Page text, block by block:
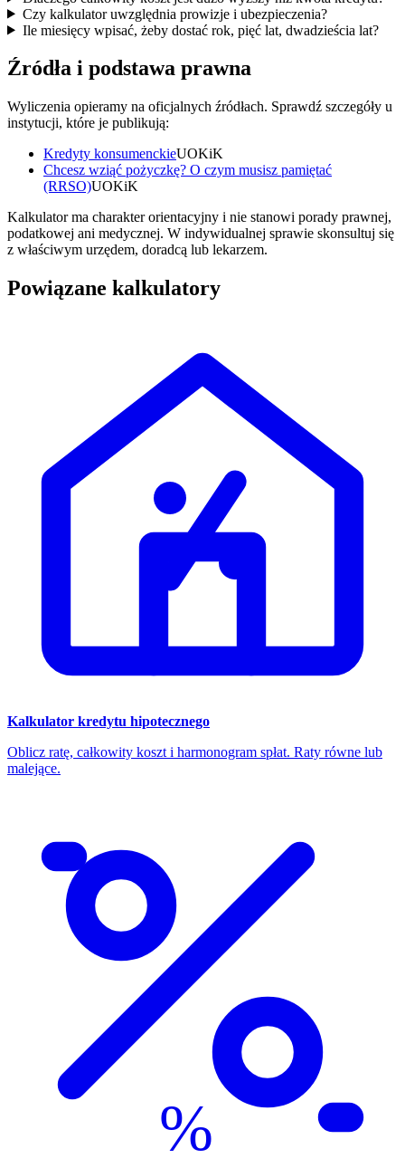
Czy kalkulator uwzględnia prowizje i ubezpieczenia?
Ile miesięcy wpisać, żeby dostać rok, pięć lat, dwadzieścia lat?
Źródła i podstawa prawna
Wyliczenia opieramy na oficjalnych źródłach. Sprawdź szczegóły u
instytucji, które je publikują:
Kredyty konsumenckieUOKiK
Chcesz wziąć pożyczkę? O czym musisz pamiętać
(RRSO)UOKiK
Kalkulator ma charakter orientacyjny i nie stanowi porady prawnej,
podatkowej ani medycznej. W indywidualnej sprawie skonsultuj się
z właściwym urzędem, doradcą lub lekarzem.
Powiązane kalkulatory
Kalkulator kredytu hipotecznego
Oblicz ratę, całkowity koszt i harmonogram spłat. Raty równe lub
malejące.
%